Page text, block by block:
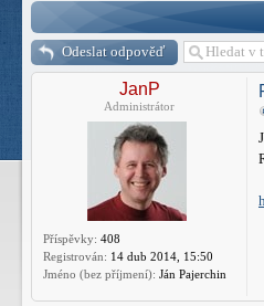
Odeslat odpověď
JanP
Administrátor
Příspěvky: 408
Registrován: 14 dub 2014, 15:50
Jméno (bez příjmení): Ján Pajerchin